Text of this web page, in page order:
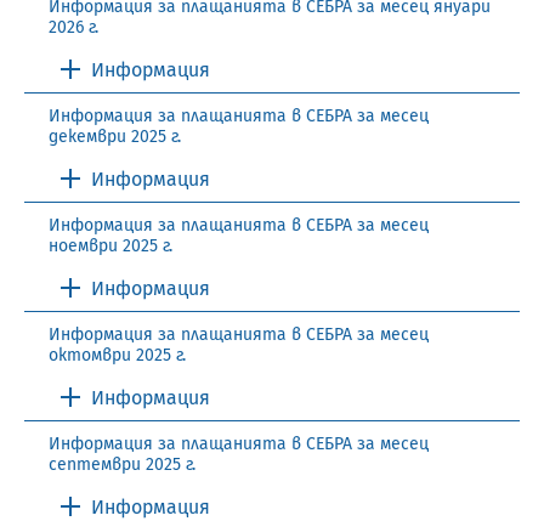
Информация за плащанията в СЕБРА за месец януари
2026 г.
Информация
Информация за плащанията в СЕБРА за месец
декември 2025 г.
Информация
Информация за плащанията в СЕБРА за месец
ноември 2025 г.
Информация
Информация за плащанията в СЕБРА за месец
октомври 2025 г.
Информация
Информация за плащанията в СЕБРА за месец
септември 2025 г.
Информация